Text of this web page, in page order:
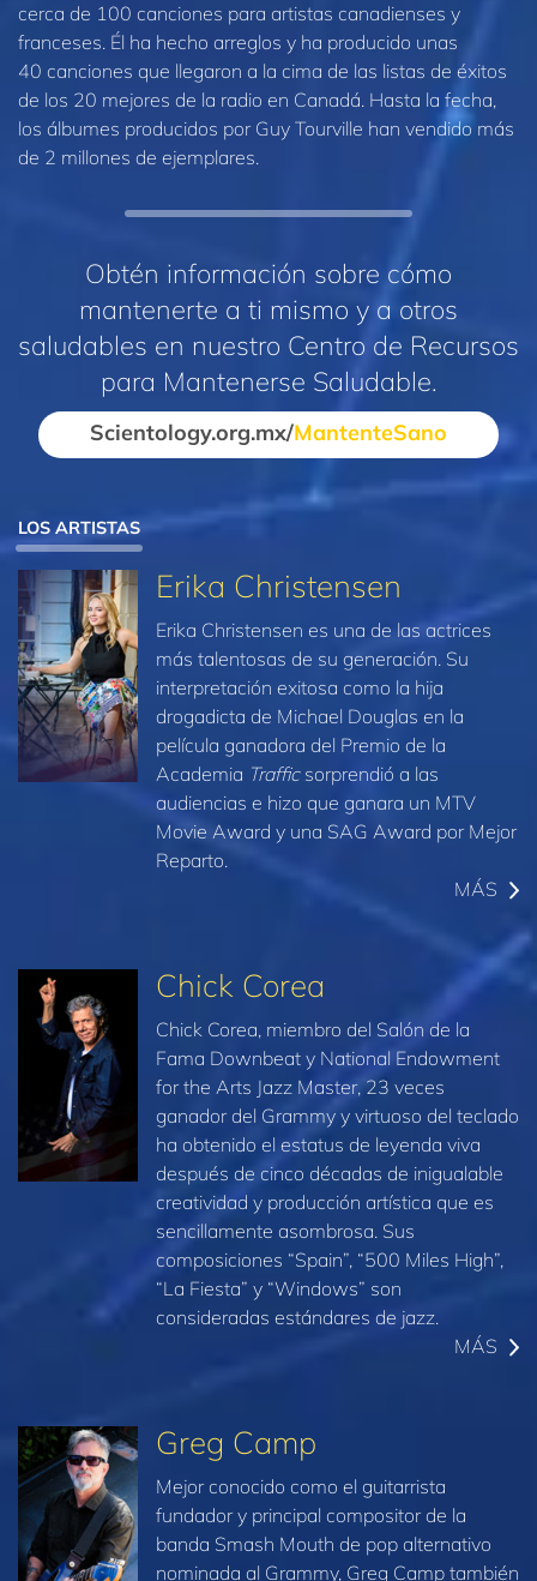
cerca de 100 canciones para artistas canadienses y
franceses. Él ha hecho arreglos y ha producido unas
40 canciones que llegaron a la cima de las listas de éxitos
de los 20 mejores de la radio en Canadá. Hasta la fecha,
los álbumes producidos por Guy Tourville han vendido más
de 2 millones de ejemplares.
Obtén información sobre cómo
mantenerte a ti mismo y a otros
saludables en nuestro Centro de Recursos
para Mantenerse Saludable.
Scientology.org.mx/MantenteSano
LOS ARTISTAS
Erika Christensen
Erika Christensen es una de las actrices
más talentosas de su generación. Su
interpretación exitosa como la hija
drogadicta de Michael Douglas en la
película ganadora del Premio de la
Academia Trafficsorprendió a las
audiencias e hizo que ganara un MTV
Movie Award y una SAG Award por Mejor
Reparto.
MÁS
Chick Corea
Chick Corea, miembro del Salón de la
Fama Downbeat y National Endowment
for the Arts Jazz Master, 23 veces
ganador del Grammy y virtuoso del teclado
ha obtenido el estatus de leyenda viva
después de cinco décadas de inigualable
creatividad y producción artística que es
sencillamente asombrosa. Sus
composiciones “Spain”, “500 Miles High”,
“La Fiesta” y “Windows” son
consideradas estándares de jazz.
MÁS
Greg Camp
Mejor conocido como el guitarrista
fundador y principal compositor de la
banda Smash Mouth de pop alternativo
nominada al Grammy, Greg Camp también